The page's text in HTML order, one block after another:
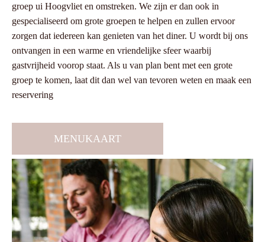
groep ui Hoogvliet en omstreken. We zijn er dan ook in
gespecialiseerd om grote groepen te helpen en zullen ervoor
zorgen dat iedereen kan genieten van het diner. U wordt bij ons
ontvangen in een warme en vriendelijke sfeer waarbij
gastvrijheid voorop staat. Als u van plan bent met een grote
groep te komen, laat dit dan wel van tevoren weten en maak een
reservering
MENUKAART